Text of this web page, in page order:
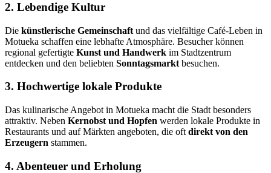
2. Lebendige Kultur
Die künstlerische Gemeinschaft und das vielfältige Café-Leben in
Motueka schaffen eine lebhafte Atmosphäre. Besucher können
regional gefertigte Kunst und Handwerk im Stadtzentrum
entdecken und den beliebten Sonntagsmarkt besuchen.
3. Hochwertige lokale Produkte
Das kulinarische Angebot in Motueka macht die Stadt besonders
attraktiv. Neben Kernobst und Hopfen werden lokale Produkte in
Restaurants und auf Märkten angeboten, die oft direkt von den
Erzeugern stammen.
4. Abenteuer und Erholung